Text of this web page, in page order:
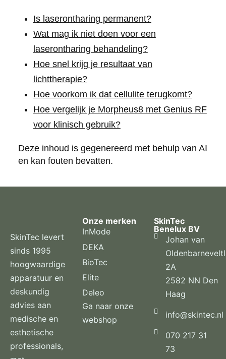
Is laserontharing permanent?
Wat mag ik niet doen voor een
laserontharing behandeling?
Hoe snel krijg je resultaat van
lichttherapie?
Hoe voorkom ik dat cellulite terugkomt?
Hoe vergelijk je Morpheus8 met Genius RF
voor klinisch gebruik?
Deze inhoud is gegenereerd met behulp van AI
en kan fouten bevatten.
SkinTec levert
sinds 1995
hoogwaardige
apparatuur en
deskundig
advies aan
medische en
esthetische
professionals,
Onze merken
InMode
DEKA
BioTec
Elite
Deleo
Ga naar onze
webshop
SkinTec
Benelux BV
Johan van
2A
2582 NN Den
Haag
info@skintec.nl
070 217 31
73